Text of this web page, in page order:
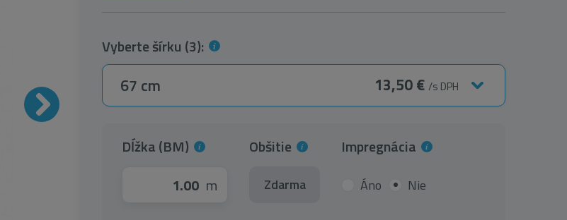
Vyberte šírku (3):
67 cm 13,50 € /s DPH
Dĺžka (BM)
m
Obšitie
Zdarma
Impregnácia
Áno Nie